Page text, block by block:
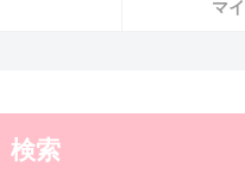
マ
検索